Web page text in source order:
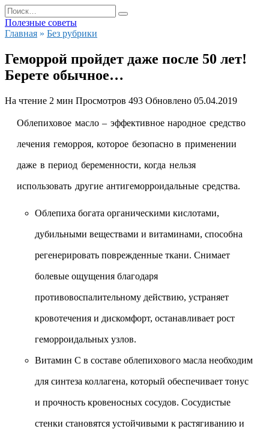
Перейти
к
содержанию
Search
for:
Полезные советы
Главная » Без рубрики
Геморрой пройдет даже после 50 лет!
Берете обычное…
На чтение 2 мин Просмотров 493 Обновлено 05.04.2019
Облепиховое масло – эффективное народное средство
лечения геморроя, которое безопасно в применении
даже в период беременности, когда нельзя
использовать другие антигеморроидальные средства.
Облепиха богата органическими кислотами,
дубильными веществами и витаминами, способна
регенерировать поврежденные ткани. Снимает
болевые ощущения благодаря
противовоспалительному действию, устраняет
кровотечения и дискомфорт, останавливает рост
геморроидальных узлов.
Витамин C в составе облепихового масла необходим
для синтеза коллагена, который обеспечивает тонус
и прочность кровеносных сосудов. Сосудистые
стенки становятся устойчивыми к растягиванию и